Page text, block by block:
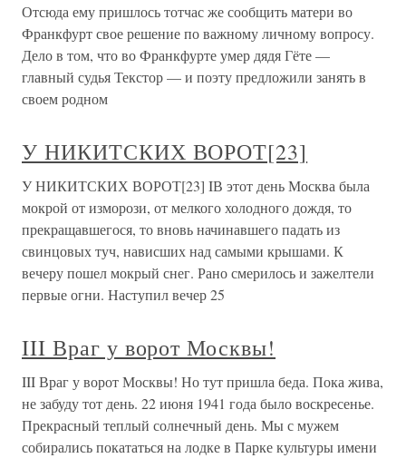
Отсюда ему пришлось тотчас же сообщить матери во
Франкфурт свое решение по важному личному вопросу.
Дело в том, что во Франкфурте умер дядя Гёте —
главный судья Текстор — и поэту предложили занять в
своем родном
У НИКИТСКИХ ВОРОТ[23]
У НИКИТСКИХ ВОРОТ[23] IВ этот день Москва была
мокрой от изморози, от мелкого холодного дождя, то
прекращавшегося, то вновь начинавшего падать из
свинцовых туч, нависших над самыми крышами. К
вечеру пошел мокрый снег. Рано смерилось и зажелтели
первые огни. Наступил вечер 25
III Враг у ворот Москвы!
III Враг у ворот Москвы! Но тут пришла беда. Пока жива,
не забуду тот день. 22 июня 1941 года было воскресенье.
Прекрасный теплый солнечный день. Мы с мужем
собирались покататься на лодке в Парке культуры имени